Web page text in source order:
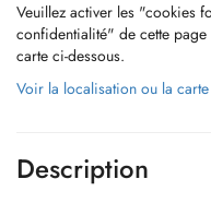
Veuillez activer les "cookies
confidentialité" de cette
carte ci-dessous.
Voir la localisation ou la carte
Description